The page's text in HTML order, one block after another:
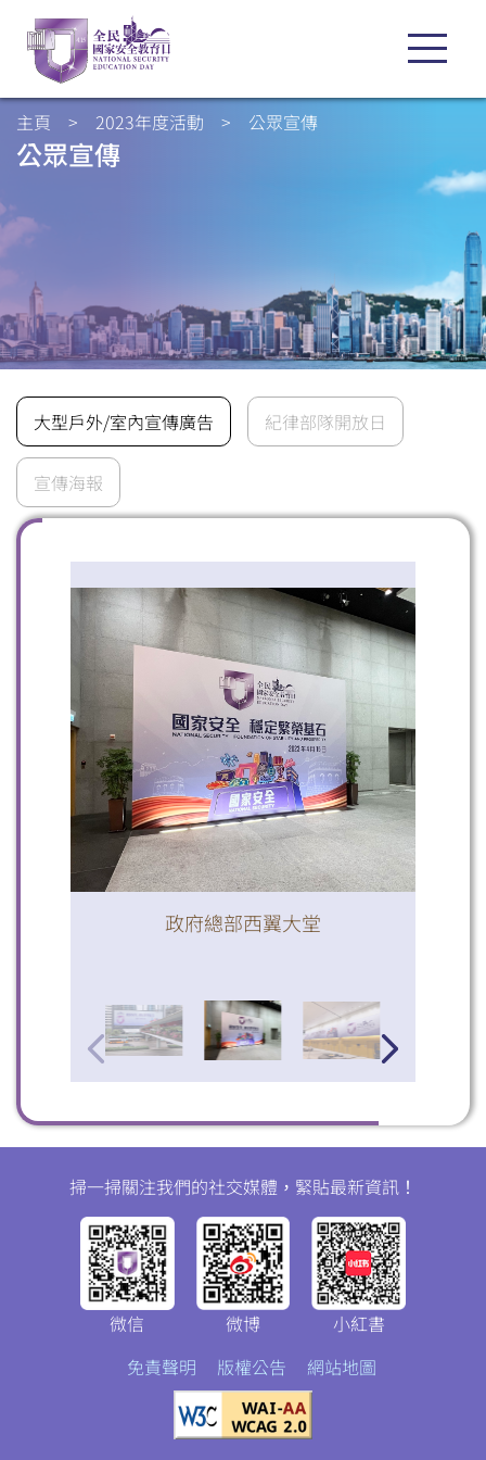
主頁 > 2023年度活動 > 公眾宣傳
公眾宣傳
大型戶外/室內宣傳廣告 紀律部隊開放日
宣傳海報
政府總部西翼大堂
免責聲明 版權公告 網站地圖
掃一掃關注我們的社交媒體，緊貼最新資訊！
微信 微博 小紅書
掃一掃關注我們的社交媒體，緊貼最新資訊！
微信 微博 小紅書